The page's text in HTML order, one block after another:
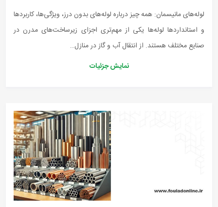
لوله‌های مانیسمان: همه چیز درباره لوله‌های بدون درز، ویژگی‌ها، کاربردها
و استانداردها لوله‌ها یکی از مهم‌تری اجزای زیرساخت‌های مدرن در
صنایع مختلف هستند. از انتقال آب و گاز در منازل…
نمایش جزئیات